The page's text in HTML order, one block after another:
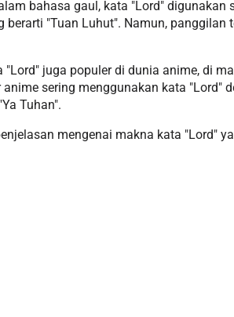
bahasa gaul, kata "Lord"
berarti "Tuan Luhut". Namun,
"Lord" juga populer di dunia anime, di
anime sering menggunakan kata "Lord"
Tuhan".
mengenai makna kata "Lord"